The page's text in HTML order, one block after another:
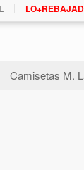
Camisetas M.